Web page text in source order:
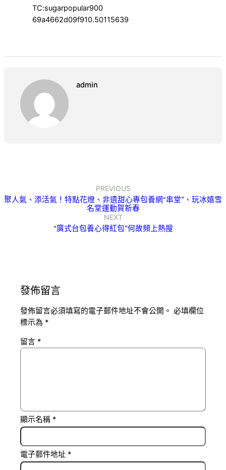
TC:sugarpopular900
69a4662d09f910.50115639
admin
PREVIOUS
聚人氣、添活氣！特點花燈、非遺甜心專包養網“串堂”、玩冰嬉雪
名堂運動賀新春
NEXT
“廣式台包養心得紅包”何故頻上熱搜
發佈留言
發佈留言必須填寫的電子郵件地址不會公開。 必填欄位
標示為 *
留言 *
顯示名稱 *
電子郵件地址 *